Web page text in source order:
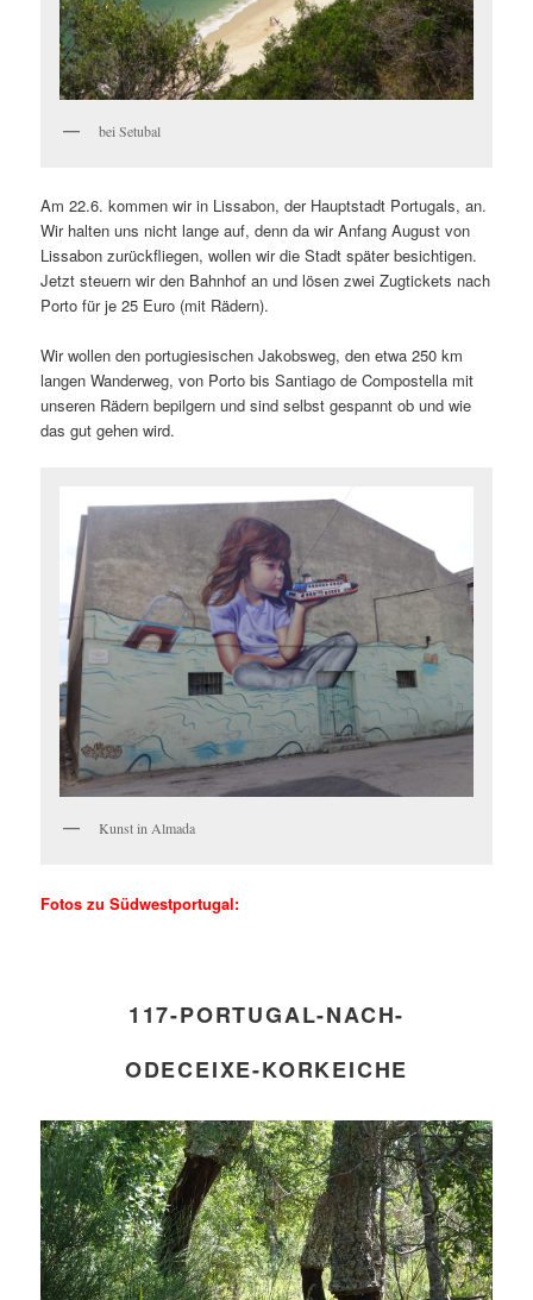
bei Setubal
Am 22.6. kommen wir in Lissabon, der Hauptstadt Portugals, an.
Wir halten uns nicht lange auf, denn da wir Anfang August von
Lissabon zurückfliegen, wollen wir die Stadt später besichtigen.
Jetzt steuern wir den Bahnhof an und lösen zwei Zugtickets nach
Porto für je 25 Euro (mit Rädern).
Wir wollen den portugiesischen Jakobsweg, den etwa 250 km
langen Wanderweg, von Porto bis Santiago de Compostella mit
unseren Rädern bepilgern und sind selbst gespannt ob und wie
das gut gehen wird.
Kunst in Almada
Fotos zu Südwestportugal:
117-PORTUGAL-NACH-
ODECEIXE-KORKEICHE